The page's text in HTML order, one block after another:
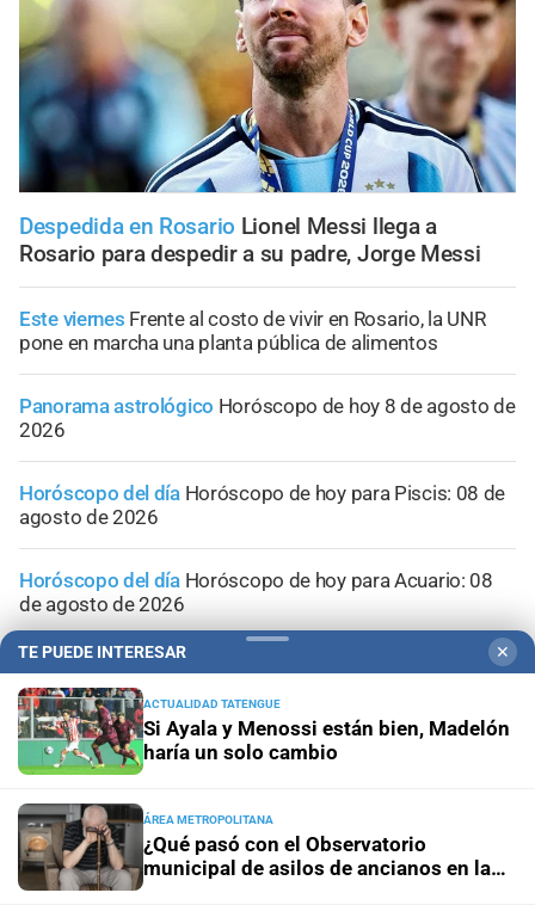
Despedida en Rosario Lionel Messi llega a
Rosario para despedir a su padre, Jorge Messi
Este viernes Frente al costo de vivir en Rosario, la UNR
pone en marcha una planta pública de alimentos
Panorama astrológico Horóscopo de hoy 8 de agosto de
2026
Horóscopo del día Horóscopo de hoy para Piscis: 08 de
agosto de 2026
Horóscopo del día Horóscopo de hoy para Acuario: 08
de agosto de 2026
TE PUEDE INTERESAR ✕
ACTUALIDAD TATENGUE
Si Ayala y Menossi están bien, Madelón
haría un solo cambio
ÁREA METROPOLITANA
¿Qué pasó con el Observatorio
municipal de asilos de ancianos en la